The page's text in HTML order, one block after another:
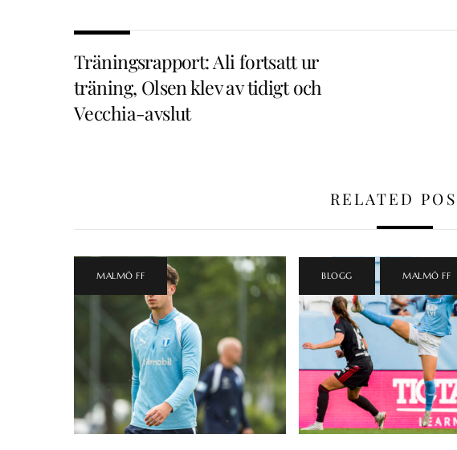
Träningsrapport: Ali fortsatt ur
träning, Olsen klev av tidigt och
Vecchia-avslut
RELATED
MALMÖ FF BLOGG MALMÖ FF